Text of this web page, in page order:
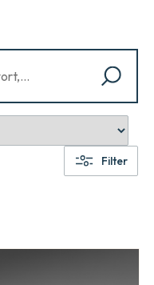
Filter